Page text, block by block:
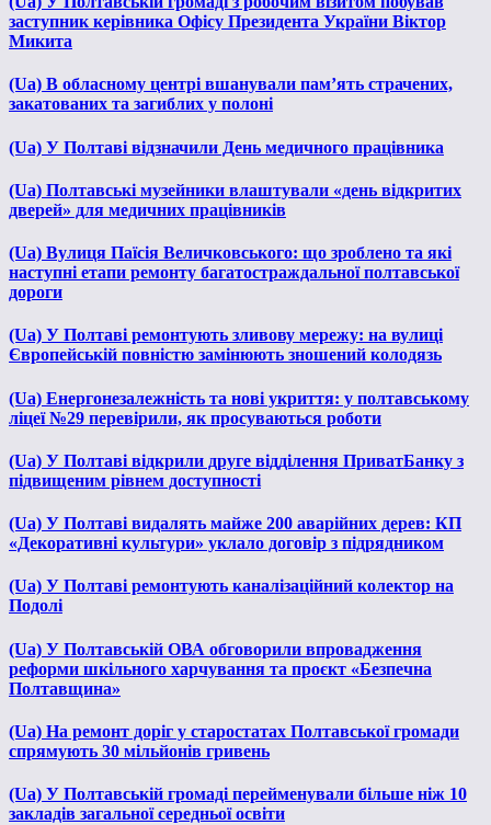
заступник керівника Офісу Президента України Віктор
Микита
(Ua) В обласному центрі вшанували пам’ять страчених,
закатованих та загиблих у полоні
(Ua) У Полтаві відзначили День медичного працівника
(Ua) Полтавські музейники влаштували «день відкритих
дверей» для медичних працівників
(Ua) Вулиця Паїсія Величковського: що зроблено та які
наступні етапи ремонту багатостраждальної полтавської
дороги
(Ua) У Полтаві ремонтують зливову мережу: на вулиці
Європейській повністю замінюють зношений колодязь
(Ua) Енергонезалежність та нові укриття: у полтавському
ліцеї №29 перевірили, як просуваються роботи
(Ua) У Полтаві відкрили друге відділення ПриватБанку з
підвищеним рівнем доступності
(Ua) У Полтаві видалять майже 200 аварійних дерев: КП
«Декоративні культури» уклало договір з підрядником
(Ua) У Полтаві ремонтують каналізаційний колектор на
Подолі
(Ua) У Полтавській ОВА обговорили впровадження
реформи шкільного харчування та проєкт «Безпечна
Полтавщина»
(Ua) На ремонт доріг у старостатах Полтавської громади
спрямують 30 мільйонів гривень
(Ua) У Полтавській громаді перейменували більше ніж 10
закладів загальної середньої освіти